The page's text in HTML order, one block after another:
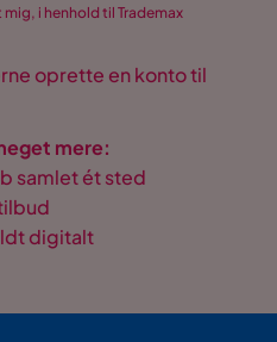
i henhold til Trademax
oprette en konto til
mere:
samlet ét sted
digitalt